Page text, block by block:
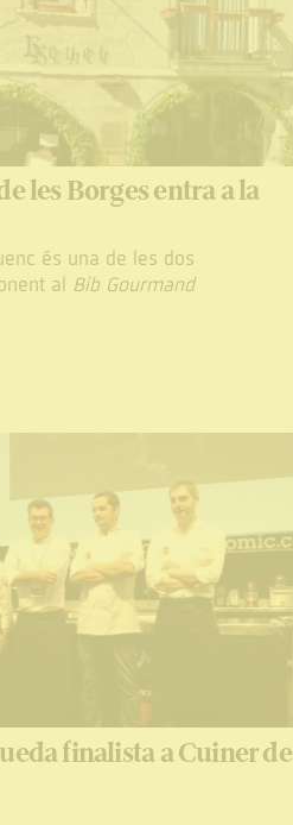
les Borges entra a la
és una de les dos
al Bib Gourmand
finalista a Cuiner de